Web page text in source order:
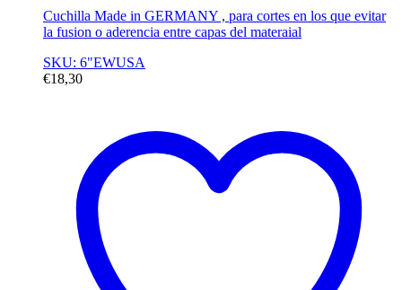
Cuchilla Made in GERMANY , para cortes en los que evitar
la fusion o aderencia entre capas del materaial
SKU: 6"EWUSA
€18,30